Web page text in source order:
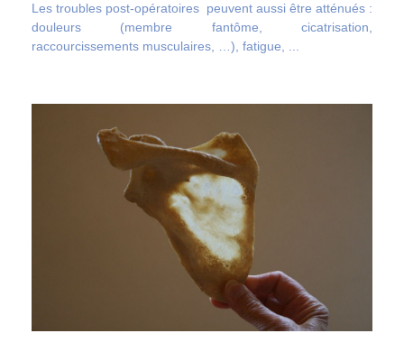
Les troubles post-opératoires peuvent aussi être atténués :
douleurs (membre fantôme, cicatrisation,
raccourcissements musculaires, …), fatigue, ...